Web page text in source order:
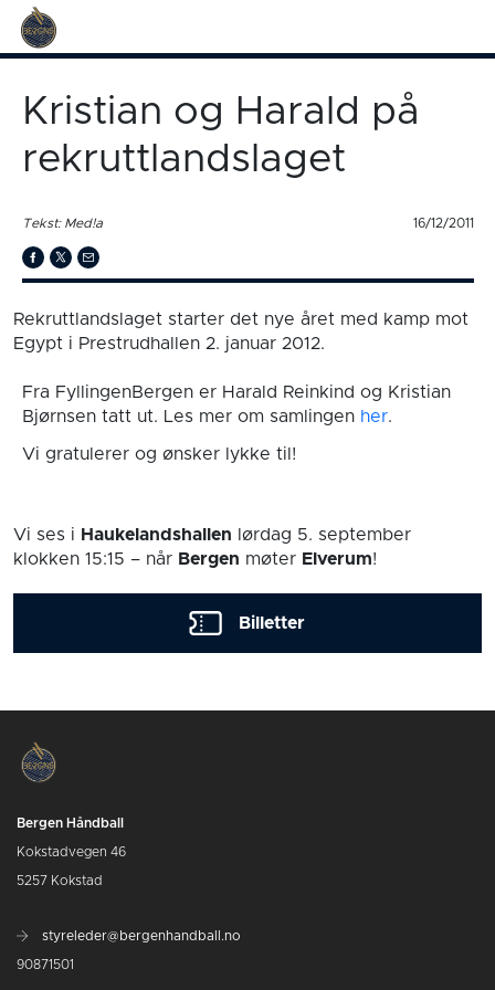
Kristian og Harald på
rekruttlandslaget
Tekst: Med!a 16/12/2011
Rekruttlandslaget starter det nye året med kamp mot
Egypt i Prestrudhallen 2. januar 2012.
Fra FyllingenBergen er Harald Reinkind og Kristian
Bjørnsen tatt ut. Les mer om samlingen her.
Vi gratulerer og ønsker lykke til!
Vi ses i Haukelandshallen lørdag 5. september
klokken 15:15 – når Bergen møter Elverum!
Billetter
Bergen Håndball
Kokstadvegen 46
5257 Kokstad
styreleder@bergenhandball.no
90871501